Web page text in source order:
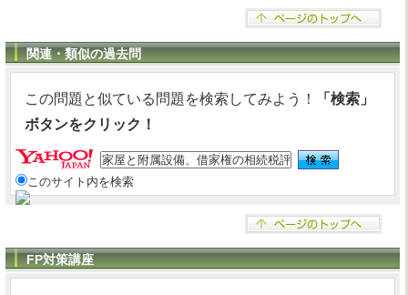
関連・類似の過去問
この問題と似ている問題を検索してみよう！
「検索」
ボタンをクリック！
このサイト内を検索
FP対策講座